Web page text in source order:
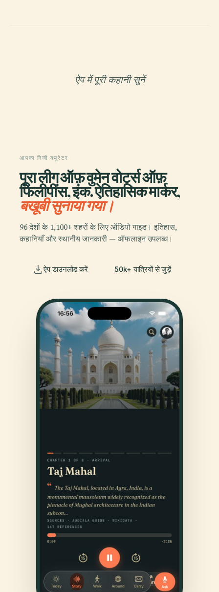
ऐप में पूरी कहानी सुनें
आपका निजी क्यूरेटर
पूरा लीग ऑफ़ वुमेन वोटर्स ऑफ़
फिलीपींस, इंक. ऐतिहासिक मार्कर,
बखूबी सुनाया गया।
96 देशों के 1,100+ शहरों के लिए ऑडियो गाइड। इतिहास,
कहानियाँ और स्थानीय जानकारी — ऑफलाइन उपलब्ध।
ऐप डाउनलोड करें 50k+ यात्रियों से जुड़ें